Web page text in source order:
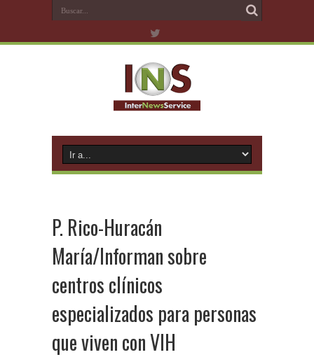
P. Rico-Huracán
María/Informan sobre
centros clínicos
especializados para personas
que viven con VIH